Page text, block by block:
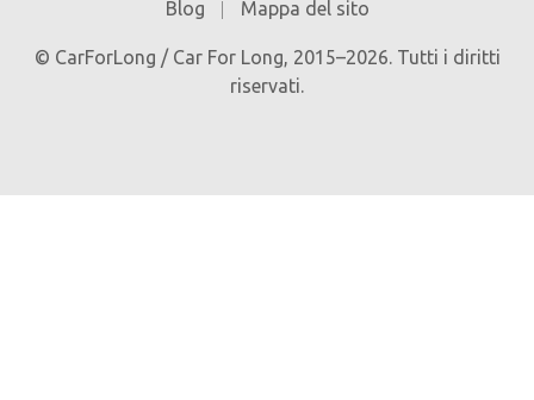
Blog Mappa del sito
© CarForLong / Car For Long, 2015–2026. Tutti i diritti
riservati.